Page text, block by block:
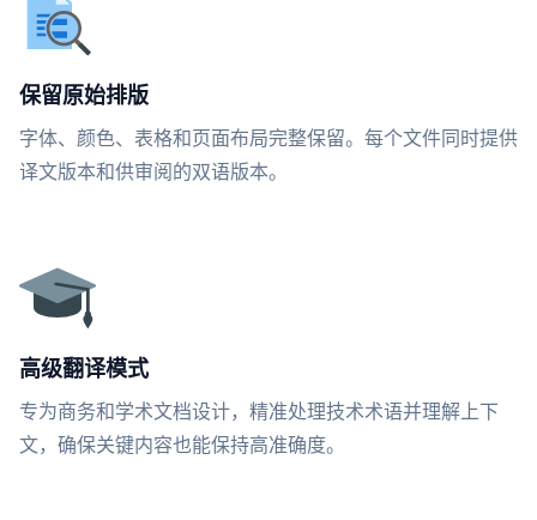
保留原始排版
字体、颜色、表格和页面布局完整保留。每个文件同时提供
译文版本和供审阅的双语版本。
高级翻译模式
专为商务和学术文档设计，精准处理技术术语并理解上下
文，确保关键内容也能保持高准确度。